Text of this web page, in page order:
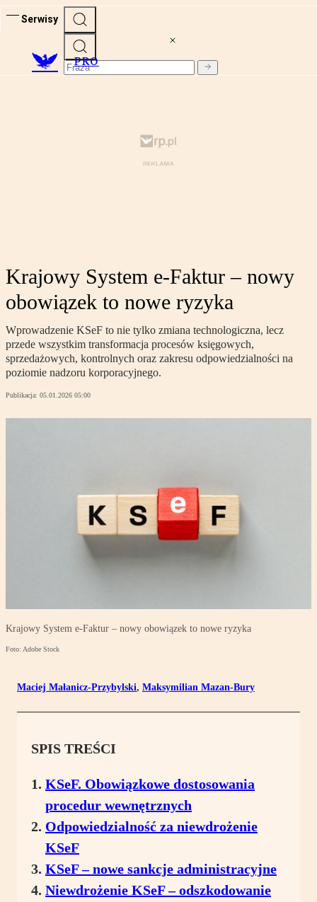
Serwisy
PRO
Krajowy System e-Faktur – nowy
obowiązek to nowe ryzyka
Wprowadzenie KSeF to nie tylko zmiana technologiczna, lecz
przede wszystkim transformacja procesów księgowych,
sprzedażowych, kontrolnych oraz zakresu odpowiedzialności na
poziomie nadzoru korporacyjnego.
Publikacja: 05.01.2026 05:00
Krajowy System e-Faktur – nowy obowiązek to nowe ryzyka
Foto: Adobe Stock
Maciej Małanicz-Przybylski, Maksymilian Mazan-Bury
SPIS TREŚCI
KSeF. Obowiązkowe dostosowania
procedur wewnętrznych
Odpowiedzialność za niewdrożenie
KSeF
KSeF – nowe sankcje administracyjne
Niewdrożenie KSeF – odszkodowanie